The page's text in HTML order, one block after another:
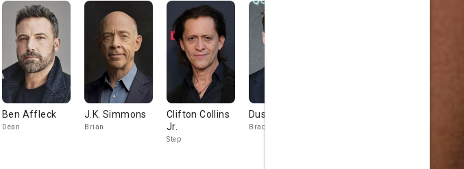
Ben Affleck
Dean
J.K. Simmons
Brian
Clifton Collins
Jr.
Step
Dustin Milligan
Brad